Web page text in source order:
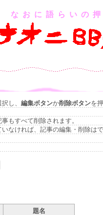
なおに語らいの
し、 編集ボタンか削除ボタンを
もすべて削除されます。
なければ、記事の編集・削除は
題名